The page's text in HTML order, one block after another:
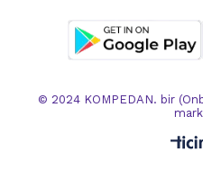
© 2024 KOMPEDAN. bir